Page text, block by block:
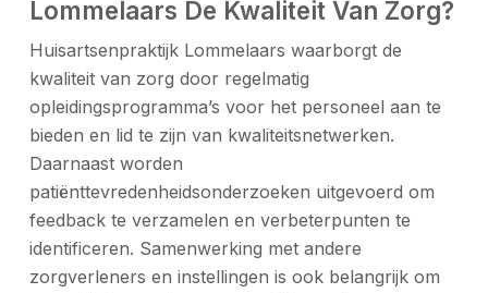
Lommelaars De Kwaliteit Van Zorg?
Huisartsenpraktijk Lommelaars waarborgt de
kwaliteit van zorg door regelmatig
opleidingsprogramma’s voor het personeel aan te
bieden en lid te zijn van kwaliteitsnetwerken.
Daarnaast worden
patiënttevredenheidsonderzoeken uitgevoerd om
feedback te verzamelen en verbeterpunten te
identificeren. Samenwerking met andere
zorgverleners en instellingen is ook belangrijk om